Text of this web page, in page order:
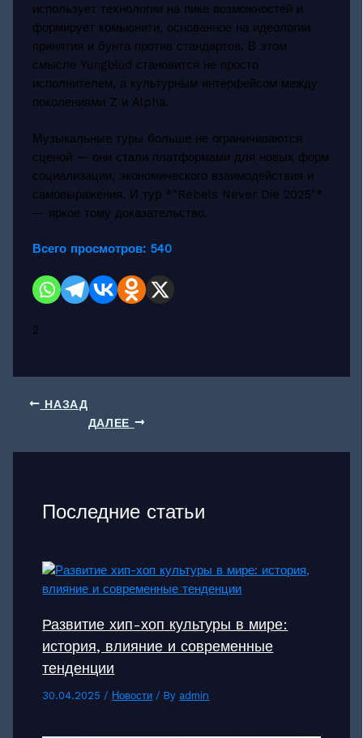
использует технологии на пике возможностей и
формирует комьюнити, основанное на идеологии
принятия и бунта против стандартов. В этом
смысле Yungblud становится не просто
исполнителем, а культурным интерфейсом между
поколениями Z и Alpha.
Музыкальные туры больше не ограничиваются
сценой — они стали платформами для новых форм
социализации, экономического взаимодействия и
самовыражения. И тур *"Rebels Never Die 2025"*
— яркое тому доказательство.
Всего просмотров: 540
2
НАЗАД
ДАЛЕЕ
Последние статьи
Развитие хип-хоп культуры в мире:
история, влияние и современные
тенденции
30.04.2025/ Новости / By admin